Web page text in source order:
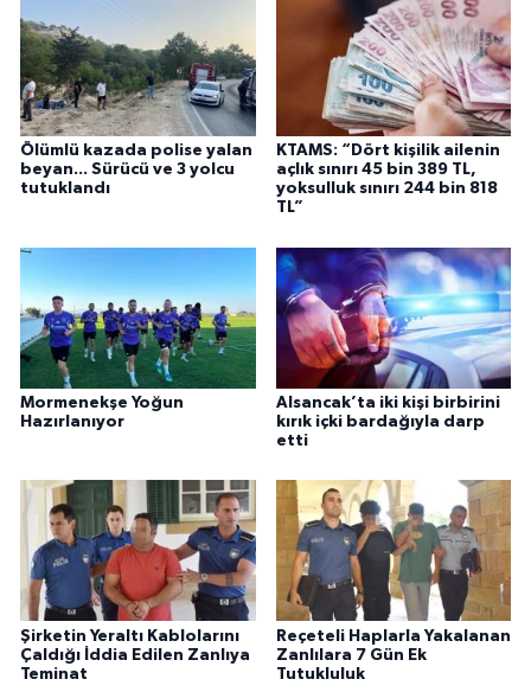
Ölümlü kazada polise yalan
beyan... Sürücü ve 3 yolcu
tutuklandı
KTAMS: “Dört kişilik ailenin
açlık sınırı 45 bin 389 TL,
yoksulluk sınırı 244 bin 818
TL”
Mormenekşe Yoğun
Hazırlanıyor
Alsancak’ta iki kişi birbirini
kırık içki bardağıyla darp
etti
Şirketin Yeraltı Kablolarını
Çaldığı İddia Edilen Zanlıya
Teminat
Reçeteli Haplarla Yakalanan
Zanlılara 7 Gün Ek
Tutukluluk